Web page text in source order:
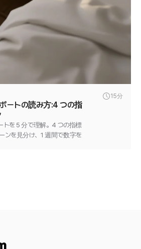
15分
ートの読み方:4 つの指
トを 5 分で理解。4 つの指標
ンを見分け、1 週間で数字を